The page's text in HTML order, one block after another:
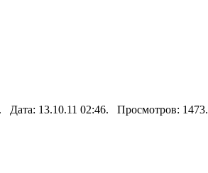
Дата: 13.10.11 02:46. Просмотров: 1473.